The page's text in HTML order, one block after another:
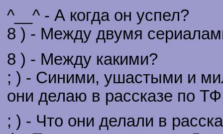
^__^ - А когда он успел?
8 ) - Между двумя
8 ) - Между какими?
; ) - Синими, ушастыми и
они делаю в рассказе по
; ) - Что они делали в